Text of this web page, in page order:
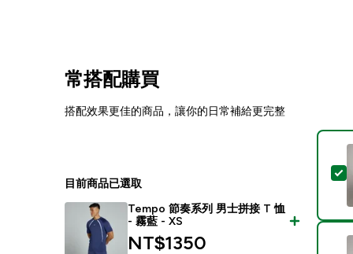
常搭配購買
搭配效果更佳的商品，讓你的日常補給更完整
目前商品已選取
Tempo 節奏系列 男士拼接 T 恤
- 霧藍 - XS
NT$1350‎